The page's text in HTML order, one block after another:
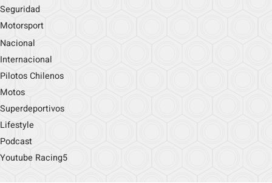
Seguridad
Motorsport
Nacional
Internacional
Pilotos Chilenos
Motos
Superdeportivos
Lifestyle
Podcast
Youtube Racing5